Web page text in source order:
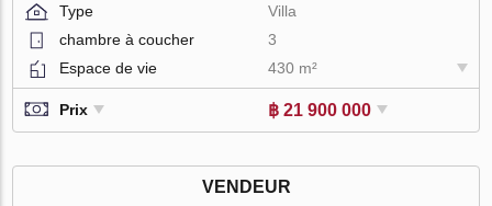
Type
Villa
chambre à coucher
3
Espace de vie
430 m²
Prix ฿ 21 900 000
VENDEUR